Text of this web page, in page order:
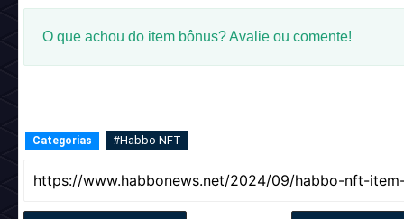
O que achou do item bônus? Avalie ou comente!
Categorias #Habbo NFT